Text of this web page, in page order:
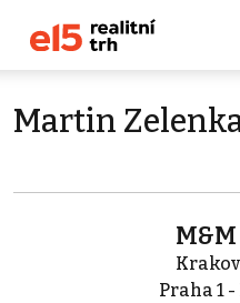
Martin
Praha 1